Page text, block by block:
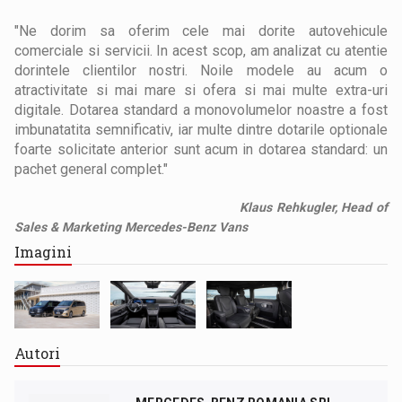
"Ne dorim sa oferim cele mai dorite autovehicule
comerciale si servicii. In acest scop, am analizat cu atentie
dorintele clientilor nostri. Noile modele au acum o
atractivitate si mai mare si ofera si mai multe extra-uri
digitale. Dotarea standard a monovolumelor noastre a fost
imbunatatita semnificativ, iar multe dintre dotarile optionale
foarte solicitate anterior sunt acum in dotarea standard: un
pachet general complet."
Klaus Rehkugler, Head of
Sales & Marketing Mercedes-Benz Vans
Imagini
Autori